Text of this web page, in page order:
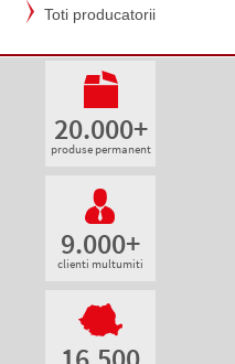
Toti producatorii
20.000+
produse permanent
9.000+
clienti multumiti